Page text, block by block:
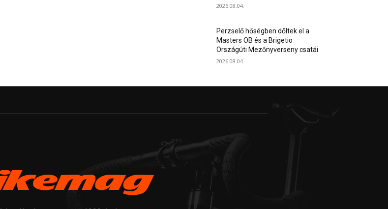
2026.08.04.
Perzselő hőségben dőltek el a
Masters OB és a Brigetio
Országúti Mezőnyverseny csatái
2026.08.04.